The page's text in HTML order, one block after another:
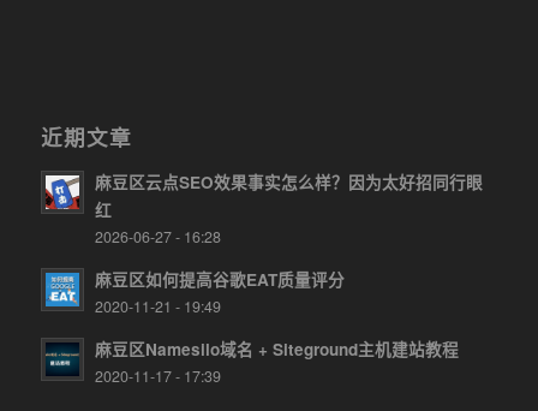
近期文章
麻豆区云点SEO效果事实怎么样？因为太好招同行眼
红
2026-06-27 - 16:28
麻豆区如何提高谷歌EAT质量评分
2020-11-21 - 19:49
麻豆区Namesilo域名 + Siteground主机建站教程
2020-11-17 - 17:39